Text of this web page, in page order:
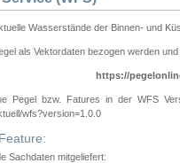
Wasserstände der Binnen- und
als Vektordaten bezogen werden
https://
Pegel bzw. Fatures in der WFS
wfs?version=1.0.0
Sachdaten mitgeliefert: